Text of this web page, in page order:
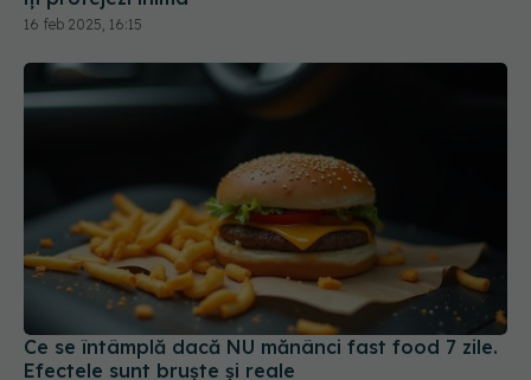
Ce se întâmplă dacă NU mănânci fast food 7 zile.
Efectele sunt bruște și reale
16 iun 2025, 20:08